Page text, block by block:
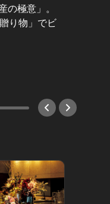
の極意」。
り物」でビ